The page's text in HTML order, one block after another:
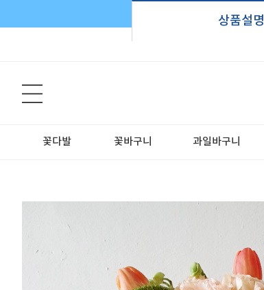
꽃다발 꽃바구니 과일바구니
상품설명